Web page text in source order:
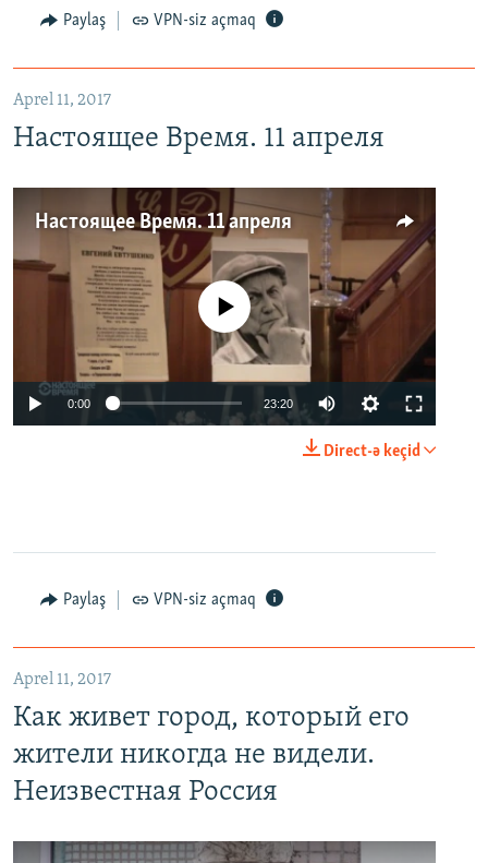
Paylaş VPN-siz açmaq
Aprel 11, 2017
Настоящее Время. 11 апреля
Настоящее Время. 11 апреля
No media source currently available
0:00 23:20
Direct-ə keçid
Paylaş VPN-siz açmaq
Aprel 11, 2017
Как живет город, который его
жители никогда не видели.
Неизвестная Россия